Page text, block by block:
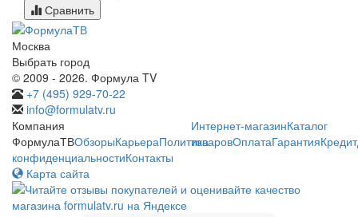
Сравнить
Москва
Выбрать город
© 2009 - 2026. Формула TV
+7 (495) 929-70-22
info@formulatv.ru
Компания
ФормулаТВОбзорыКарьераПолитика
конфиденциальностиКонтакты
Интернет-магазинКаталог
товаровОплатаГарантияКредит
Карта сайта